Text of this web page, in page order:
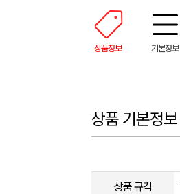
상품정보 기본정보
상품 기본정보
상품 규격